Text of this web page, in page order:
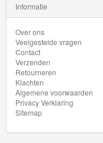
Thomas
Pre-
School
Chuggington
Hot
Informatie
Over ons
Veelgestelde vragen
Contact
Verzenden
Retourneren
Klachten
Algemene voorwaarden
Privacy Verklaring
Sitemap